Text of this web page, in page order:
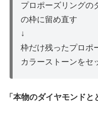
プロポーズリングの
の枠に留め直す
↓
枠だけ残ったプロポ
カラーストーンをセ
「本物のダイヤモンドと